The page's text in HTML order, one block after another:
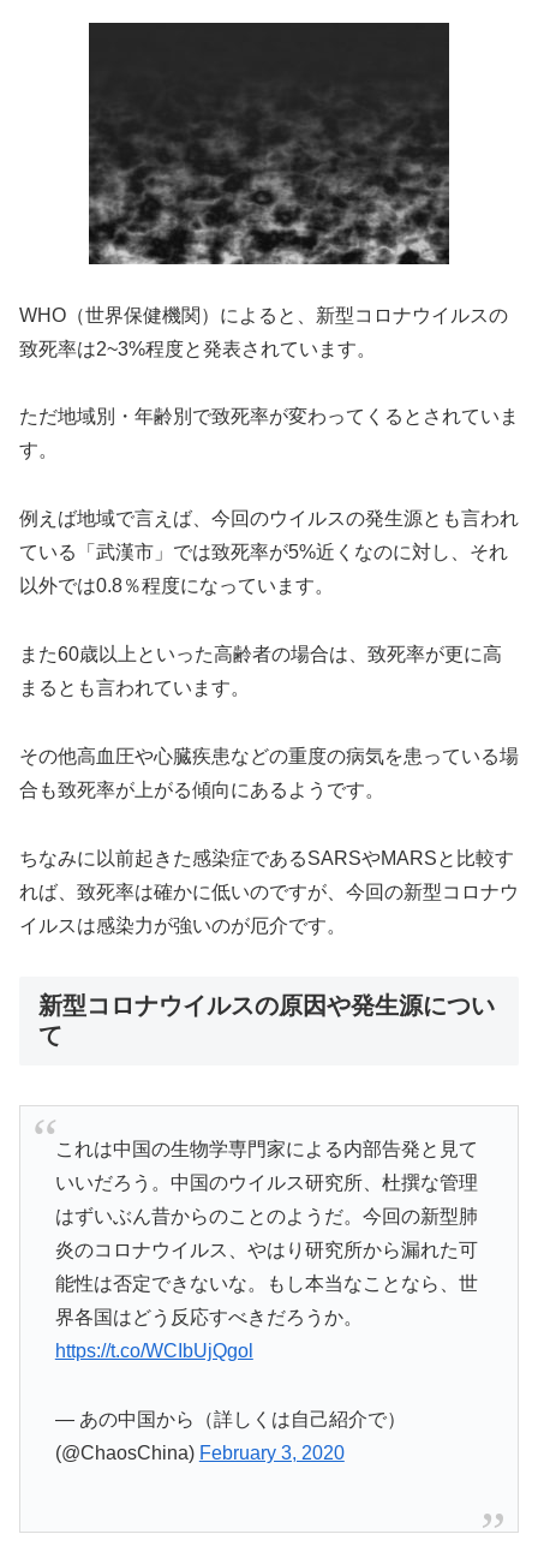
WHO（世界保健機関）によると、新型コロナウイルスの
致死率は2~3%程度と発表されています。
ただ地域別・年齢別で致死率が変わってくるとされていま
す。
例えば地域で言えば、今回のウイルスの発生源とも言われ
ている「武漢市」では致死率が5%近くなのに対し、それ
以外では0.8％程度になっています。
また60歳以上といった高齢者の場合は、致死率が更に高
まるとも言われています。
その他高血圧や心臓疾患などの重度の病気を患っている場
合も致死率が上がる傾向にあるようです。
ちなみに以前起きた感染症であるSARSやMARSと比較す
れば、致死率は確かに低いのですが、今回の新型コロナウ
イルスは感染力が強いのが厄介です。
新型コロナウイルスの原因や発生源につい
て
これは中国の生物学専門家による内部告発と見て
いいだろう。中国のウイルス研究所、杜撰な管理
はずいぶん昔からのことのようだ。今回の新型肺
炎のコロナウイルス、やはり研究所から漏れた可
能性は否定できないな。もし本当なことなら、世
界各国はどう反応すべきだろうか。
https://t.co/WCIbUjQgol
— あの中国から（詳しくは自己紹介で）
(@ChaosChina) February 3, 2020